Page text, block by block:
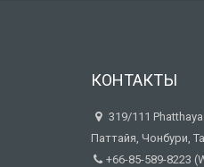
КОНТАКТЫ
319/111
Паттайя, Чонбури,
+66-85-589-8223